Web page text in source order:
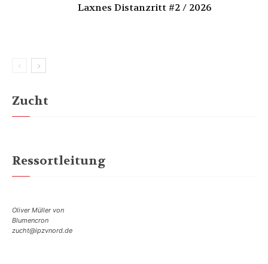
Laxnes Distanzritt #2 / 2026
Zucht
Ressortleitung
Oliver Müller von
Blumencron
zucht@ipzvnord.de